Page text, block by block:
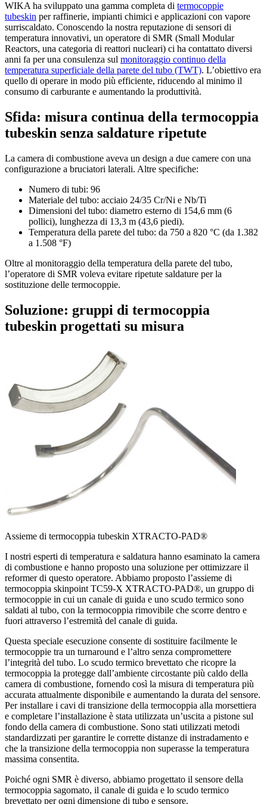
WIKA ha sviluppato una gamma completa di termocoppie
tubeskin per raffinerie, impianti chimici e applicazioni con vapore
surriscaldato. Conoscendo la nostra reputazione di sensori di
temperatura innovativi, un operatore di SMR (Small Modular
Reactors, una categoria di reattori nucleari) ci ha contattato diversi
anni fa per una consulenza sul monitoraggio continuo della
temperatura superficiale della parete del tubo (TWT). L’obiettivo era
quello di operare in modo più efficiente, riducendo al minimo il
consumo di carburante e aumentando la produttività.
Sfida: misura continua della termocoppia
tubeskin senza saldature ripetute
La camera di combustione aveva un design a due camere con una
configurazione a bruciatori laterali. Altre specifiche:
Numero di tubi: 96
Materiale del tubo: acciaio 24/35 Cr/Ni e Nb/Ti
Dimensioni del tubo: diametro esterno di 154,6 mm (6
pollici), lunghezza di 13,3 m (43,6 piedi).
Temperatura della parete del tubo: da 750 a 820 °C (da 1.382
a 1.508 °F)
Oltre al monitoraggio della temperatura della parete del tubo,
l’operatore di SMR voleva evitare ripetute saldature per la
sostituzione delle termocoppie.
Soluzione: gruppi di termocoppia
tubeskin progettati su misura
Assieme di termocoppia tubeskin XTRACTO-PAD®
I nostri esperti di temperatura e saldatura hanno esaminato la camera
di combustione e hanno proposto una soluzione per ottimizzare il
reformer di questo operatore. Abbiamo proposto l’assieme di
termocoppia skinpoint TC59-X XTRACTO-PAD®, un gruppo di
termocoppie in cui un canale di guida e uno scudo termico sono
saldati al tubo, con la termocoppia rimovibile che scorre dentro e
fuori attraverso l’estremità del canale di guida.
Questa speciale esecuzione consente di sostituire facilmente le
termocoppie tra un turnaround e l’altro senza compromettere
l’integrità del tubo. Lo scudo termico brevettato che ricopre la
termocoppia la protegge dall’ambiente circostante più caldo della
camera di combustione, fornendo così la misura di temperatura più
accurata attualmente disponibile e aumentando la durata del sensore.
Per installare i cavi di transizione della termocoppia alla morsettiera
e completare l’installazione è stata utilizzata un’uscita a pistone sul
fondo della camera di combustione. Sono stati utilizzati metodi
standardizzati per garantire le corrette distanze di instradamento e
che la transizione della termocoppia non superasse la temperatura
massima consentita.
Poiché ogni SMR è diverso, abbiamo progettato il sensore della
termocoppia sagomato, il canale di guida e lo scudo termico
brevettato per ogni dimensione di tubo e sensore.